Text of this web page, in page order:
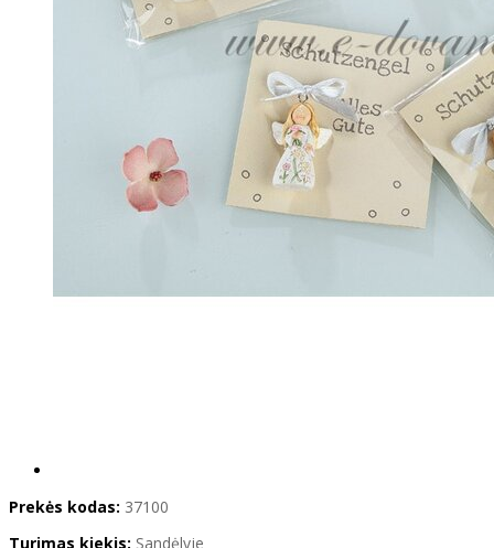
Prekės kodas: 37100
Turimas kiekis: Sandėlyje